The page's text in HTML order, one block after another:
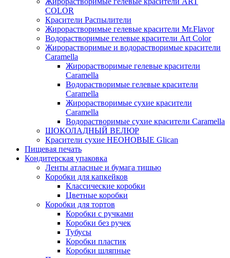
COLOR
Красители Распылители
Жирорастворимые гелевые красители Mr.Flavor
Водорастворимые гелевые красители Art Color
Жирорастворимые и водорастворимые красители
Caramella
Жирорастворимые гелевые красители
Caramella
Водорастворимые гелевые красители
Caramella
Жирорастворимые сухие красители
Caramella
Водорастворимые сухие красители Caramella
ШОКОЛАДНЫЙ ВЕЛЮР
Красители сухие НЕОНОВЫЕ Glican
Пищевая печать
Кондитерская упаковка
Ленты атласные и бумага тишью
Коробки для капкейков
Классические коробки
Цветные коробки
Коробки для тортов
Коробки с ручками
Коробки без ручек
Тубусы
Коробки пластик
Коробки шляпные